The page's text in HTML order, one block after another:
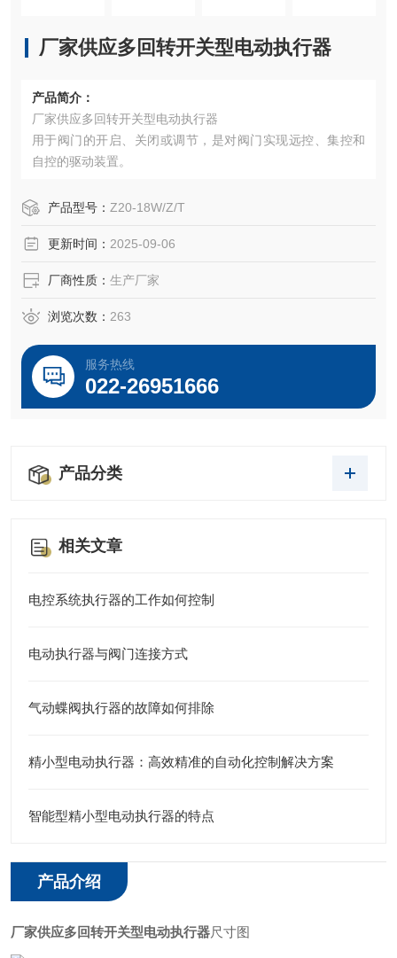
厂家供应多回转开关型电动执行器
产品简介：
厂家供应多回转开关型电动执行器
用于阀门的开启、关闭或调节，是对阀门实现远控、集控和
自控的驱动装置。
产品型号： Z20-18W/Z/T
更新时间： 2025-09-06
厂商性质： 生产厂家
浏览次数： 263
服务热线
022-26951666
产品分类
相关文章
电控系统执行器的工作如何控制
电动执行器与阀门连接方式
气动蝶阀执行器的故障如何排除
精小型电动执行器：高效精准的自动化控制解决方案
智能型精小型电动执行器的特点
产品介绍
厂家供应多回转开关型电动执行器尺寸图